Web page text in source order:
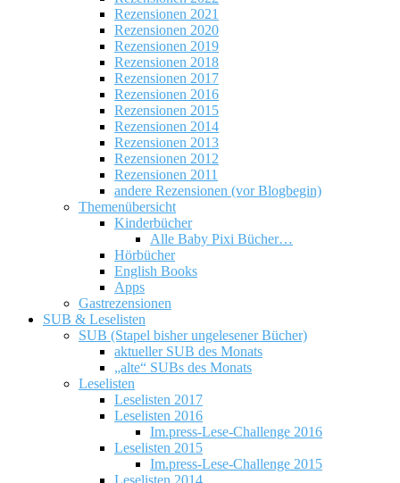
Rezensionen 2021
Rezensionen 2020
Rezensionen 2019
Rezensionen 2018
Rezensionen 2017
Rezensionen 2016
Rezensionen 2015
Rezensionen 2014
Rezensionen 2013
Rezensionen 2012
Rezensionen 2011
andere Rezensionen (vor Blogbegin)
Themenübersicht
Kinderbücher
Alle Baby Pixi Bücher…
Hörbücher
English Books
Apps
Gastrezensionen
SUB & Leselisten
SUB (Stapel bisher ungelesener Bücher)
aktueller SUB des Monats
„alte“ SUBs des Monats
Leselisten
Leselisten 2017
Leselisten 2016
Im.press-Lese-Challenge 2016
Leselisten 2015
Im.press-Lese-Challenge 2015